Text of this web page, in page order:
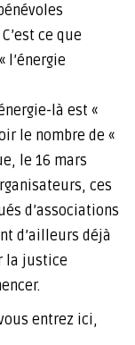
ce que
l’énergie
là est «
le nombre de «
le 16 mars
ces
d’associations
d’ailleurs déjà
la justice
entrez ici,